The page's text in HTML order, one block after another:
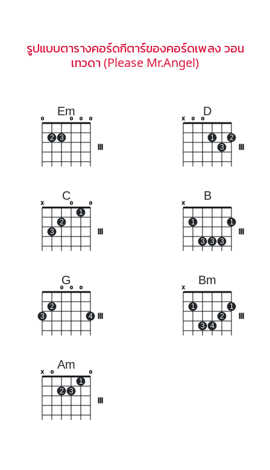
รูปแบบตารางคอร์ดกีตาร์ของคอร์ดเพลง วอน
เทวดา (Please Mr.Angel)
Em
o
2 3
o o o
D
x o o
1
3
2
C
x
3
2
o
1
o
B
x
1
3 3 3
1
G
3
2
o o o
4
Bm
x
1
3 4
2
1
Am
x o
2 3
1
o